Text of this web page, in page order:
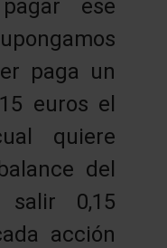
ese
paga un
euros el
quiere
del
0,15
acción